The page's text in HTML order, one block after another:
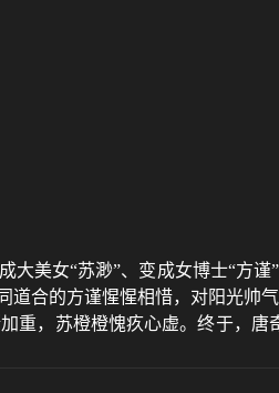
女“苏渺”、变成女博士“方谨
合的方谨惺惺相惜，对阳光帅
重，苏橙橙愧疚心虚。终于，唐